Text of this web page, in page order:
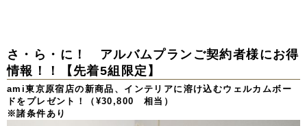
さ・ら・に！ アルバムプランご契約者様にお得
情報！！【先着5組限定】
ami東京原宿店の新商品、インテリアに溶け込むウェルカムボー
ドをプレゼント！（¥30,800 相当）
※諸条件あり